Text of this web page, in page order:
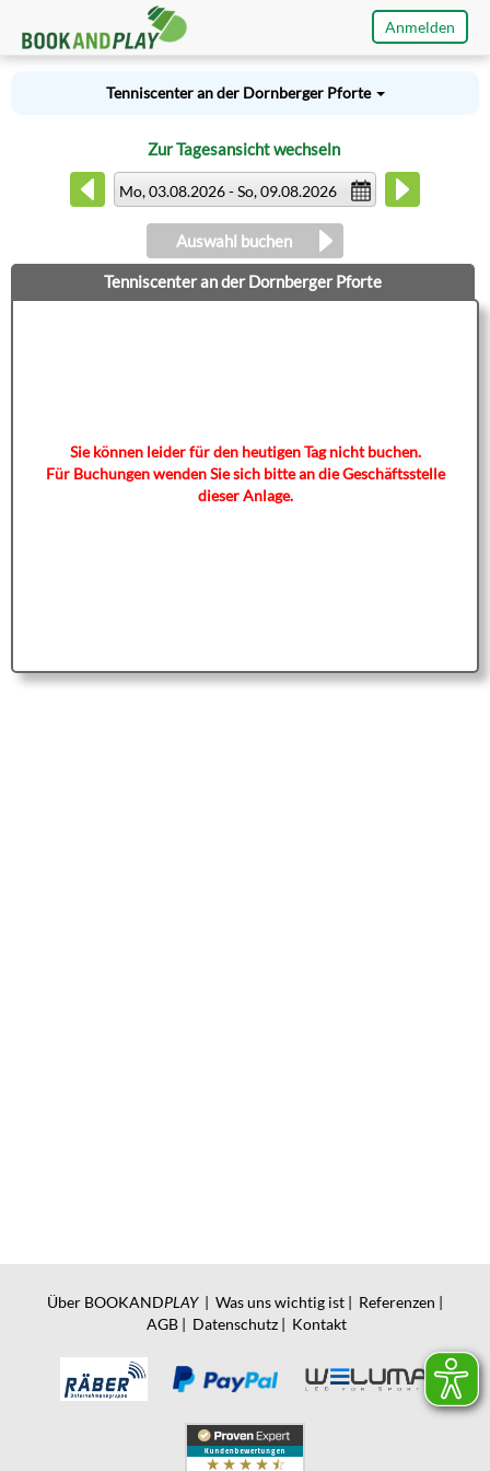
Anmelden
Tenniscenter an der Dornberger Pforte
Zur Tagesansicht wechseln
Mo, 03.08.2026 - So, 09.08.2026
Auswahl buchen
Tenniscenter an der Dornberger Pforte
Sie können leider für den heutigen Tag nicht buchen.
Für Buchungen wenden Sie sich bitte an die Geschäftsstelle
dieser Anlage.
Über BOOKANDPLAY| Was uns wichtig ist | Referenzen |
AGB | Datenschutz | Kontakt